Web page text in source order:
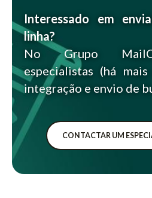
Interessado em
linha?
No Grupo
especialistas (há
integração e envio de
CONTACTAR UM